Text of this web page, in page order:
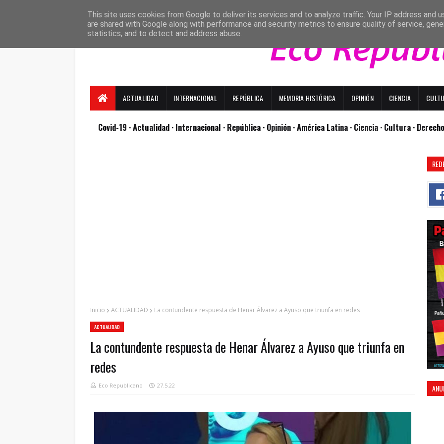
ACTUALIDAD INTERNACIONAL REPÚBLICA MEMORIA HISTÓRICA OPINIÓN CIENCIA
Covid-19 · Actualidad · Internacional · República · Opinión · América Latina · Ciencia · Cultura ·
Inicio ACTUALIDAD La contundente respuesta de Henar Álvarez a Ayuso que triunfa en redes
ACTUALIDAD
La contundente respuesta de Henar Álvarez a Ayuso que triunfa en
redes
Eco Republicano 27.5.22
This site uses cookies from Google to deliver its services and to analyze traffic. Your IP address and
are shared with Google along with performance and security metrics to ensure quality of service,
statistics, and to detect and address abuse.